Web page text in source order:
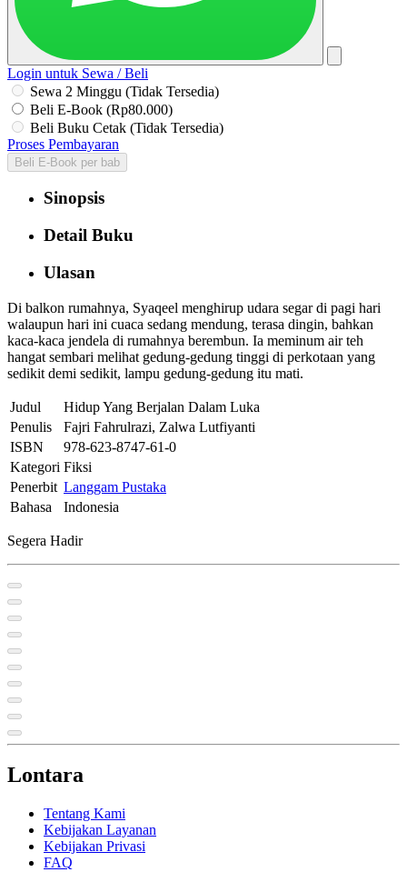
Login untuk Sewa / Beli
Sewa 2 Minggu (Tidak Tersedia)
Beli E-Book (Rp80.000)
Beli Buku Cetak (Tidak Tersedia)
Proses Pembayaran
Beli E-Book per bab
Sinopsis
Detail Buku
Ulasan
Di balkon rumahnya, Syaqeel menghirup udara segar di pagi hari
walaupun hari ini cuaca sedang mendung, terasa dingin, bahkan
kaca-kaca jendela di rumahnya berembun. Ia meminum air teh
hangat sembari melihat gedung-gedung tinggi di perkotaan yang
sedikit demi sedikit, lampu gedung-gedung itu mati.
Judul
Hidup Yang Berjalan Dalam Luka
Penulis
Fajri Fahrulrazi, Zalwa Lutfiyanti
ISBN
978-623-8747-61-0
Kategori Fiksi
Penerbit Langgam Pustaka
Bahasa
Indonesia
Segera Hadir
Lontara
Tentang Kami
Kebijakan Layanan
Kebijakan Privasi
FAQ